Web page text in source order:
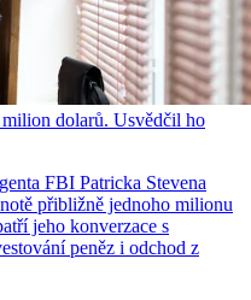
dolarů. Usvědčil ho
FBI Patricka Stevena
přibližně jednoho milionu
jeho konverzace s
peněz i odchod z